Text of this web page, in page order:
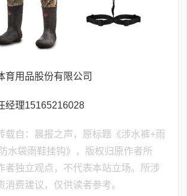
育用品股份有限公司
经理15165216028
载自：晨报之声，原标题《涉水裤+雨
水袋雨鞋挂钩》，版权归原作者所
者独立观点，不代表本站立场。所涉
消费建议，仅供读者参考。